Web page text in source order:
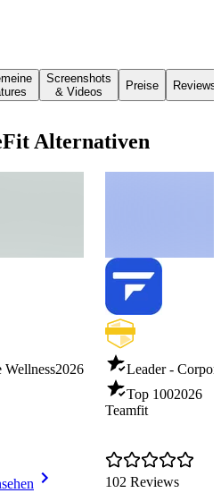
Screenshots
& Videos
Preise Reviews
Alternativen
2026
Leader -
Top 1002026
Teamfit
102 Reviews